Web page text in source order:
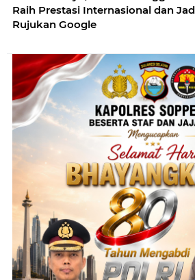
Raih Prestasi Internasional dan
Rujukan Google